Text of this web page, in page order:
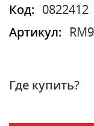
Код:
0822412
Артикул:
Где купить?